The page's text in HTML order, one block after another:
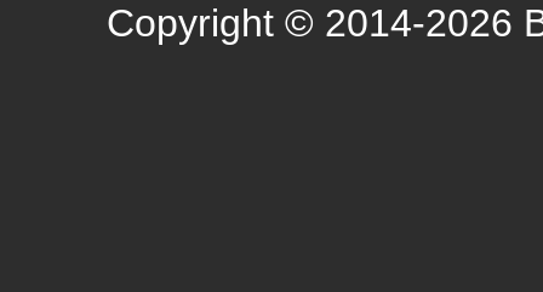
Copyright © 2014-2026